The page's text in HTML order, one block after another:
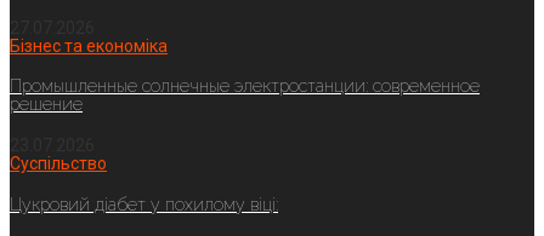
Бізнес та економіка
Промышленные солнечные электростанции: современное
решение
Суспільство
Цукровий діабет у похилому віці: